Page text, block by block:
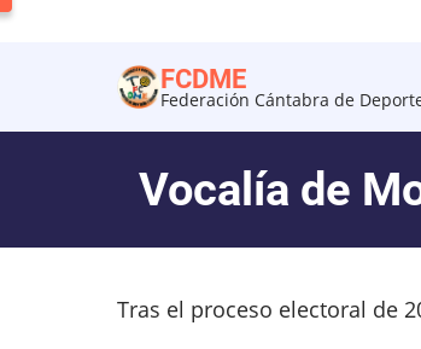
contenido
principal
FCDME
Federación Cántabra de
Vocalía de
Tras el proceso electoral de